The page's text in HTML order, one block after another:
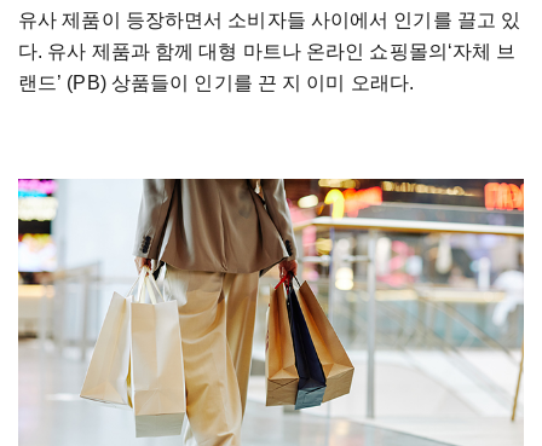
유사 제품이 등장하면서 소비자들 사이에서 인기를 끌고 있
다. 유사 제품과 함께 대형 마트나 온라인 쇼핑몰의‘자체 브
랜드’ (PB) 상품들이 인기를 끈 지 이미 오래다.